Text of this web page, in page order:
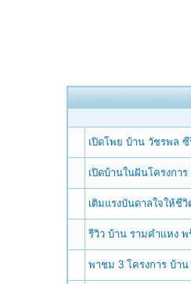
เปิดโพย บ้าน วัชรพล
เปิดบ้านในฝันโครงกา
เติมแรงบันดาลใจให้ชี
รีวิว บ้าน รามคำแหง
พาชม 3 โครงการ บ้า